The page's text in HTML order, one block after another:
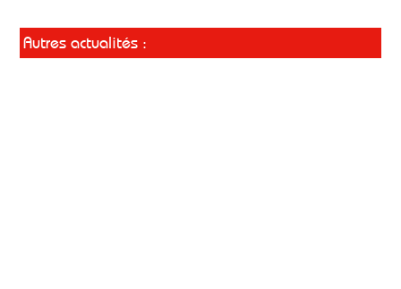
Autres actualités :